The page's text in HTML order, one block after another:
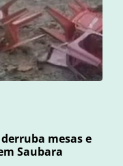
mesas e
Saubara